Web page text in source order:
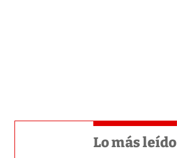
Lo más leído